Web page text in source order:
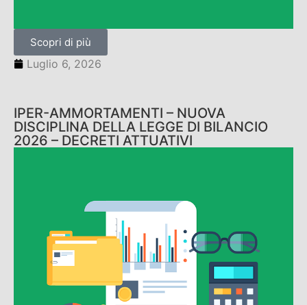
Scopri di più
Luglio 6, 2026
IPER-AMMORTAMENTI – NUOVA
DISCIPLINA DELLA LEGGE DI BILANCIO
2026 – DECRETI ATTUATIVI